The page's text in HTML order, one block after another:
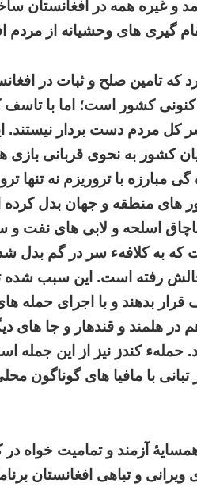
غیره همه در افغانستان
گیری های وحشیانه از مردم
تامین صلح و ثبات در
کشور است؛ اما با تاسف
کل مردم دست بردار
کشور به نحوی قربانی بازی
گی مبارزه با تروریزم نه تنها
های منطقه و جهان بدل کرده
اسلحه و لابی های نفت و
که به کلافهء سر در گم
رفته است. این سبب شده
قرار بدهند و با اجرای حمله
در هلمند و قندهار و جا های
حملهء کندز نیز از این
با مافیا های گوناگون
آزمند و تمامیت خواه در
و تباهی افغانستان